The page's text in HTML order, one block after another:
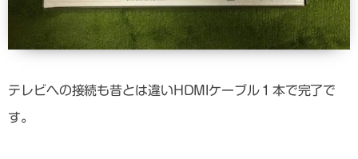
テレビへの接続も昔とは違いHDMIケーブル１本で完了で
す。